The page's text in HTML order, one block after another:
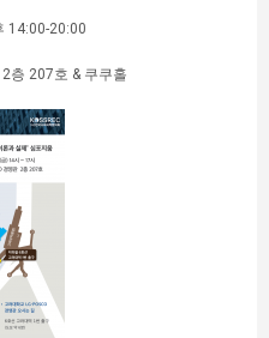
14:00-20:00
층 207호 & 쿠쿠홀